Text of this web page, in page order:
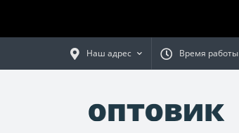
Наш адрес Время работы